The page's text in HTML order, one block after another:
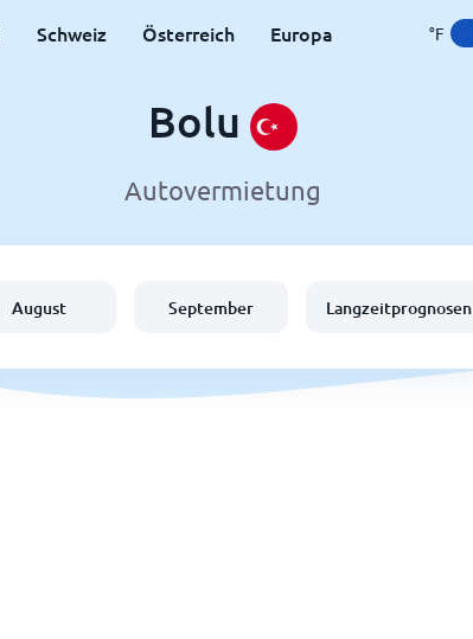
Schweiz Österreich Europa °F
Bolu
Autovermietung
August September Langzeitprognosen